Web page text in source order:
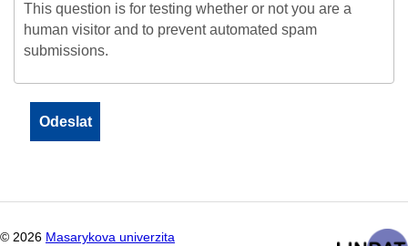
This question is for testing whether or not you are a
human visitor and to prevent automated spam
submissions.
© 2026 Masarykova univerzita